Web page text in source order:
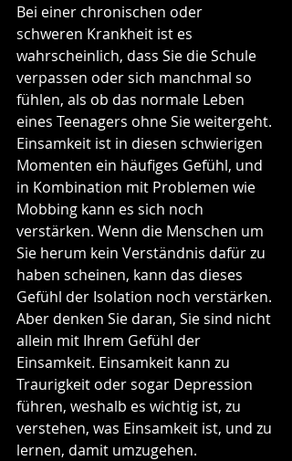
Bei einer chronischen oder
schweren Krankheit ist es
wahrscheinlich, dass Sie die Schule
verpassen oder sich manchmal so
fühlen, als ob das normale Leben
eines Teenagers ohne Sie weitergeht.
Einsamkeit ist in diesen schwierigen
Momenten ein häufiges Gefühl, und
in Kombination mit Problemen wie
Mobbing kann es sich noch
verstärken. Wenn die Menschen um
Sie herum kein Verständnis dafür zu
haben scheinen, kann das dieses
Gefühl der Isolation noch verstärken.
Aber denken Sie daran, Sie sind nicht
allein mit Ihrem Gefühl der
Einsamkeit. Einsamkeit kann zu
Traurigkeit oder sogar Depression
führen, weshalb es wichtig ist, zu
verstehen, was Einsamkeit ist, und zu
lernen, damit umzugehen.